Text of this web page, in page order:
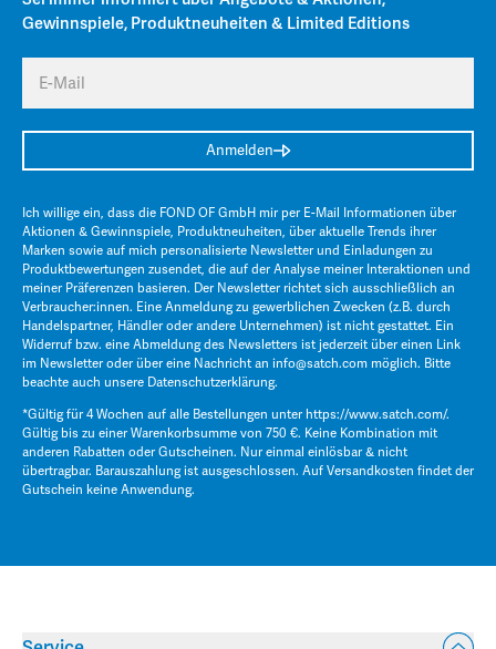
Gewinnspiele, Produktneuheiten & Limited Editions
E-Mail
Anmelden
Ich willige ein, dass die FOND OF GmbH mir per E-Mail Informationen über
Aktionen & Gewinnspiele, Produktneuheiten, über aktuelle Trends ihrer
Marken sowie auf mich personalisierte Newsletter und Einladungen zu
Produktbewertungen zusendet, die auf der Analyse meiner Interaktionen und
meiner Präferenzen basieren. Der Newsletter richtet sich ausschließlich an
Verbraucher:innen. Eine Anmeldung zu gewerblichen Zwecken (z.B. durch
Handelspartner, Händler oder andere Unternehmen) ist nicht gestattet. Ein
Widerruf bzw. eine Abmeldung des Newsletters ist jederzeit über einen Link
im Newsletter oder über eine Nachricht an info@satch.com möglich. Bitte
beachte auch unsere Datenschutzerklärung.
*Gültig für 4 Wochen auf alle Bestellungen unter https://www.satch.com/.
Gültig bis zu einer Warenkorbsumme von 750 €. Keine Kombination mit
anderen Rabatten oder Gutscheinen. Nur einmal einlösbar & nicht
übertragbar. Barauszahlung ist ausgeschlossen. Auf Versandkosten findet der
Gutschein keine Anwendung.